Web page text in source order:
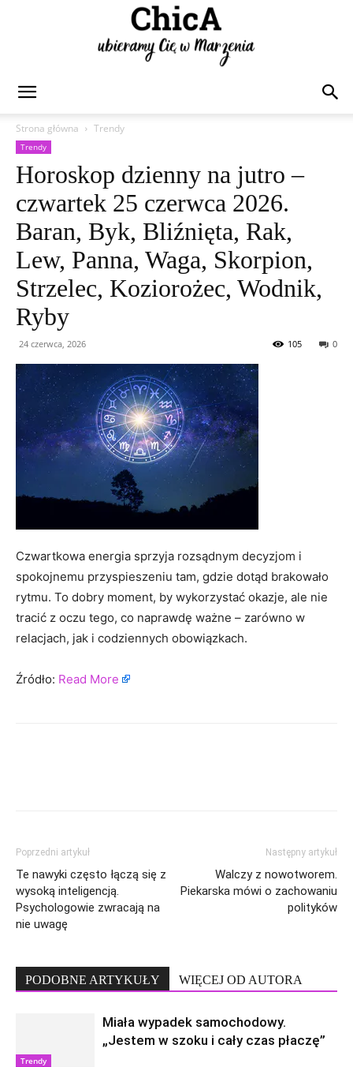
Strona główna
Trendy
Trendy
Horoskop dzienny na jutro –
czwartek 25 czerwca 2026.
Baran, Byk, Bliźnięta, Rak,
Lew, Panna, Waga, Skorpion,
Strzelec, Koziorożec, Wodnik,
Ryby
24 czerwca, 2026 0
105
Czwartkowa energia sprzyja rozsądnym decyzjom i
spokojnemu przyspieszeniu tam, gdzie dotąd brakowało
rytmu. To dobry moment, by wykorzystać okazje, ale nie
tracić z oczu tego, co naprawdę ważne – zarówno w
relacjach, jak i codziennych obowiązkach.
Źródło: Read More
Poprzedni artykuł
Te nawyki często łączą się z
wysoką inteligencją.
Psychologowie zwracają na
nie uwagę
Następny artykuł
Walczy z nowotworem.
Piekarska mówi o zachowaniu
polityków
PODOBNE ARTYKUŁY WIĘCEJ OD AUTORA
Trendy
Miała wypadek samochodowy.
„Jestem w szoku i cały czas płaczę”